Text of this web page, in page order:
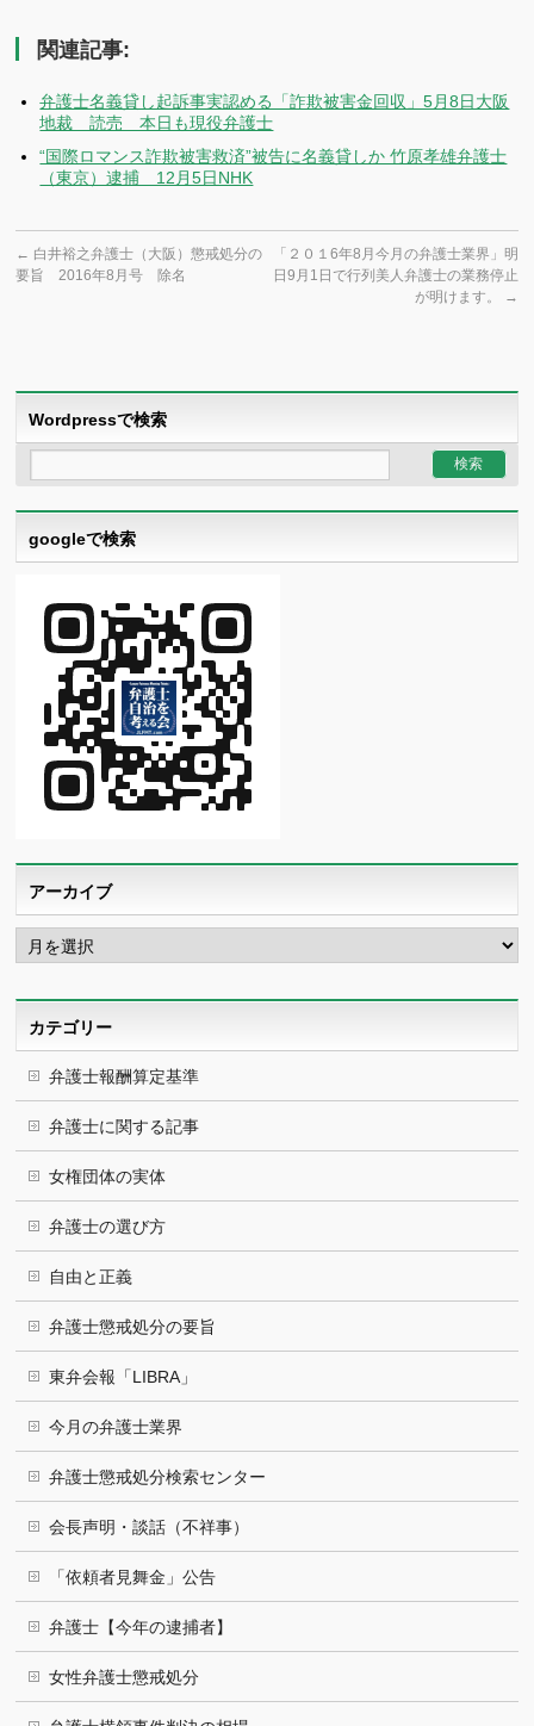
関連記事:
弁護士名義貸し起訴事実認める「詐欺被害金回収」5月8日大阪
地裁 読売 本日も現役弁護士
“国際ロマンス詐欺被害救済”被告に名義貸しか 竹原孝雄弁護士
（東京）逮捕 12月5日NHK
← 白井裕之弁護士（大阪）懲戒処分の
要旨 2016年8月号 除名
「２０１6年8月今月の弁護士業界」明
日9月1日で行列美人弁護士の業務停止
が明けます。
→
Wordpressで検索
googleで検索
アーカイブ
ア
ー
カ
カテゴリー
弁護士報酬算定基準
弁護士に関する記事
女権団体の実体
弁護士の選び方
自由と正義
弁護士懲戒処分の要旨
東弁会報「LIBRA」
今月の弁護士業界
弁護士懲戒処分検索センター
会長声明・談話（不祥事）
「依頼者見舞金」公告
弁護士【今年の逮捕者】
女性弁護士懲戒処分